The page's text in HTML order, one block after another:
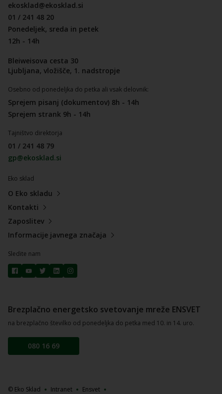
ekosklad@ekosklad.si
01 / 241 48 20
Ponedeljek, sreda in petek
12h - 14h
Bleiweisova cesta 30
Ljubljana, vložišče, 1. nadstropje
Osebno od ponedeljka do petka ali vsak delovnik:
Sprejem pisanj (dokumentov) 8h - 14h
Sprejem strank 9h - 14h
Tajništvo direktorja
01 / 241 48 79
gp@ekosklad.si
Eko sklad
O Eko skladu
Kontakti
Zaposlitev
Informacije javnega značaja
Sledite nam
Brezplačno energetsko svetovanje mreže ENSVET
na brezplačno številko od ponedeljka do petka med 10. in 14. uro.
080 16 69
© Eko Sklad Intranet
Ensvet